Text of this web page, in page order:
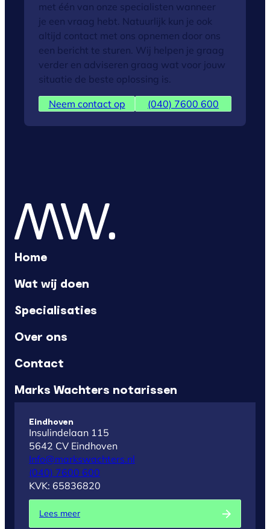
met één van onze specialisten wanneer
je een vraag hebt. Natuurlijk kun je ook
altijd contact met ons opnemen door ons
een bericht te sturen. Wij helpen je graag
verder en adviseren graag wat voor jouw
situatie de beste oplossing is.
Neem contact op (040) 7600 600
Home
Wat wij doen
Specialisaties
Over ons
Contact
Marks Wachters notarissen
Eindhoven
Insulindelaan 115
5642 CV Eindhoven
Info@markswachters.nl
(040) 7600 600
KVK: 65836820
Lees meer